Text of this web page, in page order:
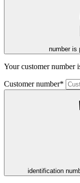
number is
Your customer number
Customer number*
identification